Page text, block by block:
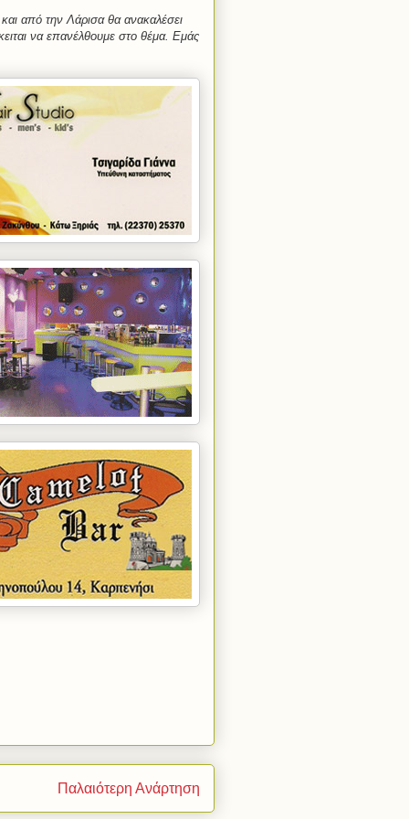
και από την Λάρισα θα ανακαλέσει
να επανέλθουμε στο θέμα. Εμάς
Παλαιότερη Ανάρτηση